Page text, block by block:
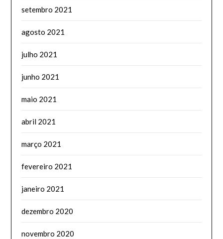
setembro 2021
agosto 2021
julho 2021
junho 2021
maio 2021
abril 2021
março 2021
fevereiro 2021
janeiro 2021
dezembro 2020
novembro 2020